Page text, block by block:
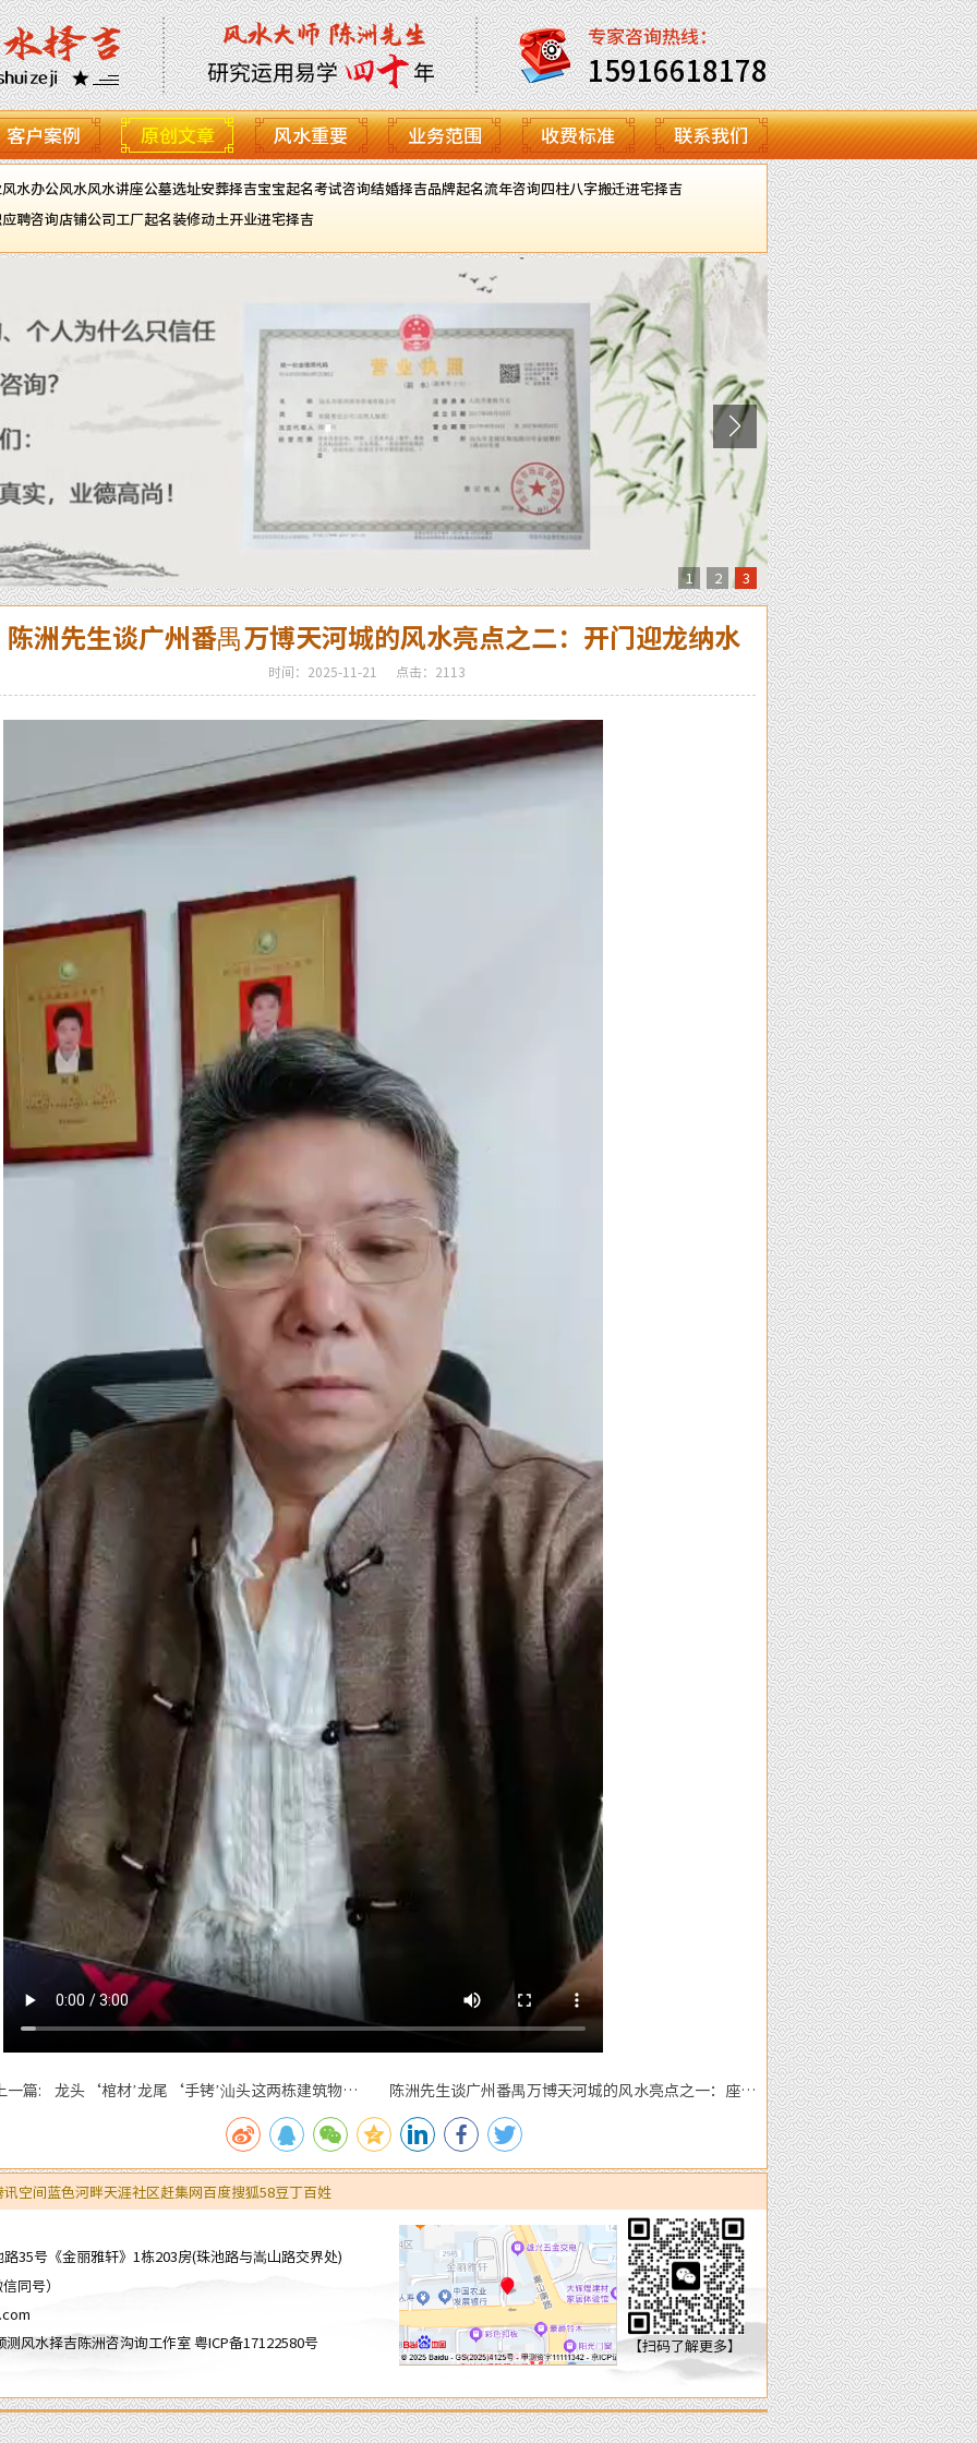
专家咨询热线：
15916618178
客户案例 原创文章 风水重要 业务范围 收费标准 联系我们
水办公风水风水讲座公墓选址安葬择吉宝宝起名考试咨询结婚择吉品牌起名流年咨询四柱八字搬迁进宅择吉
聘咨询店铺公司工厂起名装修动土开业进宅择吉
1 2 3
陈洲先生谈广州番禺万博天河城的风水亮点之二：开门迎龙纳水
时间：2025-11-21 点击：2113
一篇: 龙头‘棺材’龙尾‘手铐’汕头这两栋建筑物是
陈洲先生谈广州番禺万博天河城的风水亮点之一：座空
讯空间蓝色河畔天涯社区赶集网百度搜狐58豆丁百姓
35号《金丽雅轩》1栋203房(珠池路与嵩山路交界处)
同号）
风水择吉陈洲咨沟询工作室粤ICP备17122580号 【扫码了解更多】